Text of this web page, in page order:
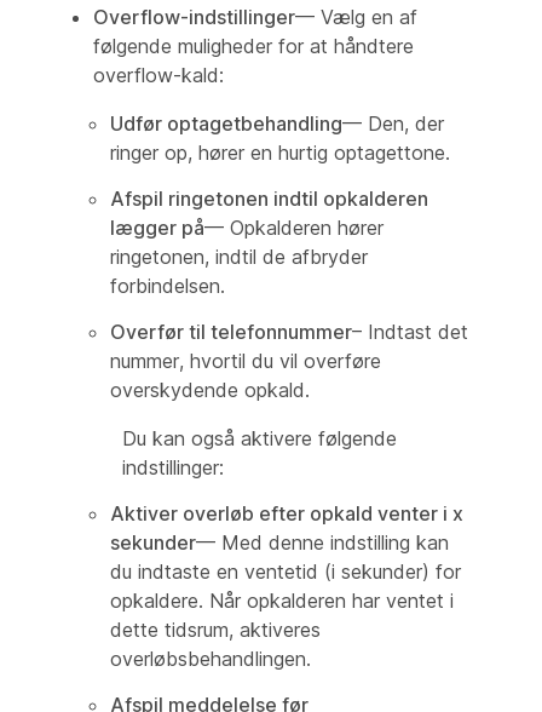
Overflow-indstillinger— Vælg en af
følgende muligheder for at håndtere
overflow-kald:
Udfør optagetbehandling— Den, der
ringer op, hører en hurtig optagettone.
Afspil ringetonen indtil opkalderen
lægger på— Opkalderen hører
ringetonen, indtil de afbryder
forbindelsen.
Overfør til telefonnummer– Indtast det
nummer, hvortil du vil overføre
overskydende opkald.
Du kan også aktivere følgende
indstillinger:
Aktiver overløb efter opkald venter i x
sekunder— Med denne indstilling kan
du indtaste en ventetid (i sekunder) for
opkaldere. Når opkalderen har ventet i
dette tidsrum, aktiveres
overløbsbehandlingen.
Afspil meddelelse før